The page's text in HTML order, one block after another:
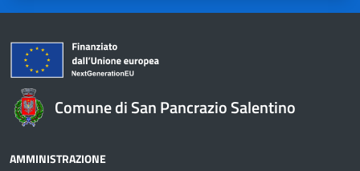
Comune di San Pancrazio Salentino
AMMINISTRAZIONE